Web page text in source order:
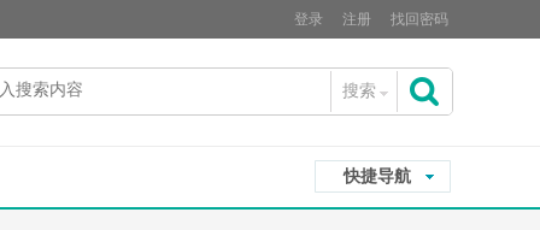
登录 注册 找回密码
搜索
快捷导航